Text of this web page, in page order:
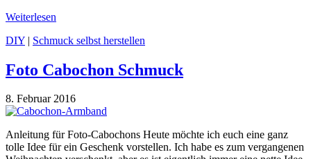
Weiterlesen
DIY | Schmuck selbst herstellen
Foto Cabochon Schmuck
8. Februar 2016
Anleitung für Foto-Cabochons Heute möchte ich euch eine ganz
tolle Idee für ein Geschenk vorstellen. Ich habe es zum vergangenen